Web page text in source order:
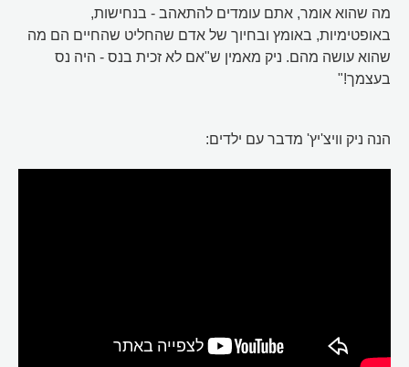
מה שהוא אומר, אתם עומדים להתאהב - בנחישות,
באופטימיות, באומץ ובחיוך של אדם שהחליט שהחיים הם מה
שהוא עושה מהם. ניק מאמין ש"אם לא זכית בנס - היה נס
בעצמך!"
הנה ניק וויצ'יץ' מדבר עם ילדים: